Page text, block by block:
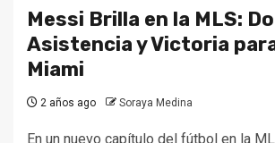
Messi Brilla en la MLS:
Asistencia y Victoria
Miami
2 años ago Soraya Medina
En un nuevo capítulo del fútbol en la